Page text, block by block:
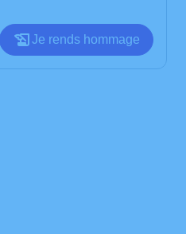
Je rends hommage